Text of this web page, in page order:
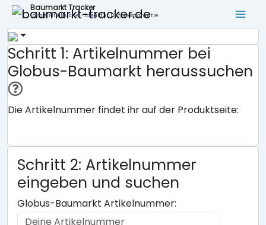
Baumarkt Tracker
Lokale Filialsuche - ideal für Tiefpreisgarantie
Schritt 1: Artikelnummer bei
Globus-Baumarkt heraussuchen
Die Artikelnummer findet ihr auf der Produktseite:
Schritt 2: Artikelnummer
eingeben und suchen
Globus-Baumarkt Artikelnummer: